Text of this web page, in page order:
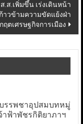
.ส.เพิ่มขึ้น เร่งเดินหน้า
วข้ามความขัดแย้งฝ่า
ฤตเศรษฐกิจการเมือง
รรพชาอุปสมบทหมู่
าฟ้าพัชรกิติยาภาฯ